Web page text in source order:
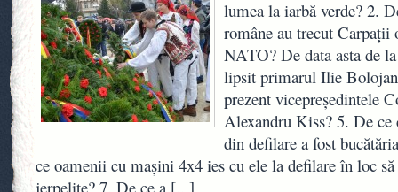
lumea la iarbă verde? 2.
române au trecut Carpaţii
NATO? De data asta de
lipsit primarul Ilie
prezent vicepreşedintele
Alexandru Kiss? 5. De ce
din defilare a fost
ce oamenii cu maşini 4x4 ies cu ele la defilare în loc
jerpelite? 7. De ce a [...]